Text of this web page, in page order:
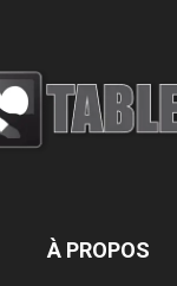
À PROPOS